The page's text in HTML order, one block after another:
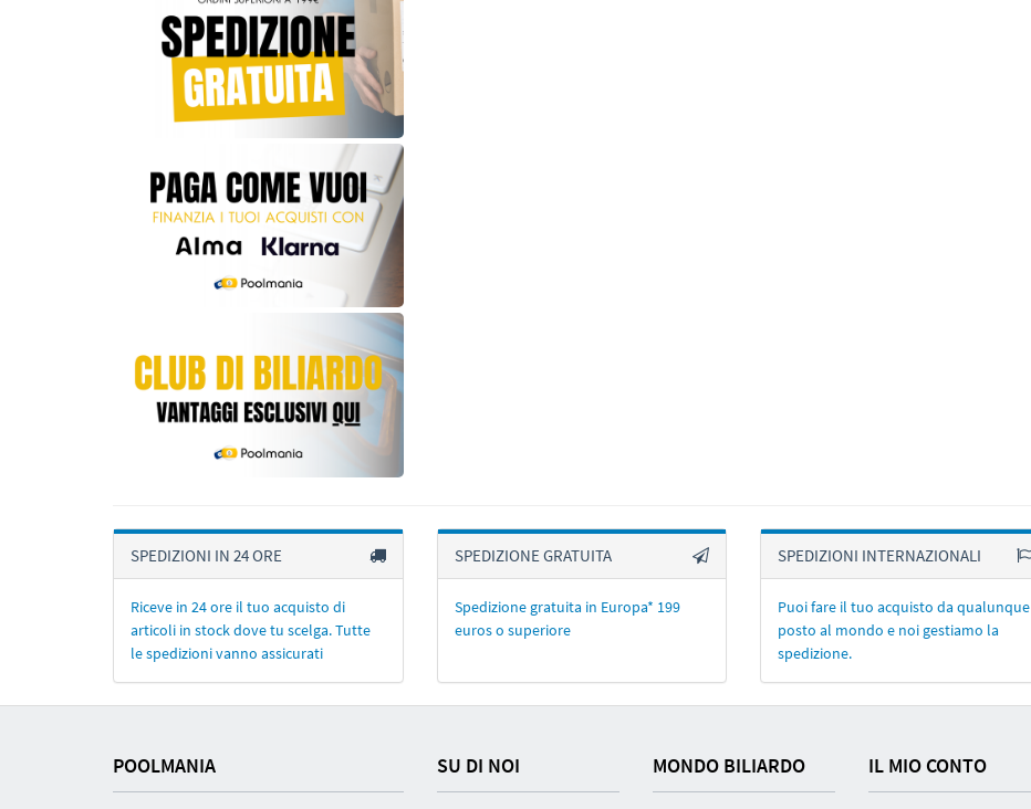
SPEDIZIONI IN 24 ORE
Riceve in 24 ore il tuo acquisto di
articoli in stock dove tu scelga. Tutte
le spedizioni vanno assicurati
SPEDIZIONE GRATUITA
Spedizione gratuita in Europa* 199
euros o superiore
SPEDIZIONI INTERNAZIONALI
Puoi fare il tuo acquisto da qualunque
posto al mondo e noi gestiamo la
spedizione.
POOLMANIA SU DI NOI MONDO BILIARDO IL MIO CONTO